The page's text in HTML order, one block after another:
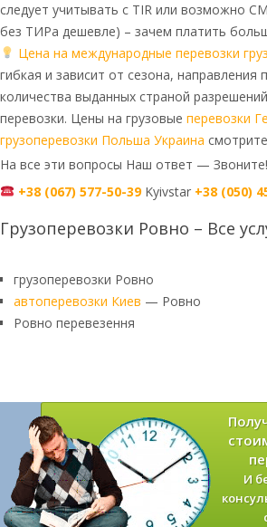
следует учитывать с TIR или возможно
без ТИРа дешевле) – зачем платить
Цена на международные перевозки
гибкая и зависит от сезона, направления
количества выданных страной
перевозки. Цены на грузовые перевозки
грузоперевозки Польша Украина смотрите
На все эти вопросы Наш ответ —
+38 (067) 577-50-39Kyivstar +38 (050)
Грузоперевозки Ровно – Все
грузоперевозки Ровно
автоперевозки Киев — Ровно
Ровно перевезення
И